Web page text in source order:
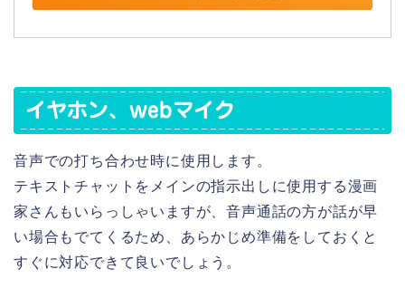
イヤホン、webマイク
音声での打ち合わせ時に使用します。
テキストチャットをメインの指示出しに使用する漫画
家さんもいらっしゃいますが、音声通話の方が話が早
い場合もでてくるため、あらかじめ準備をしておくと
すぐに対応できて良いでしょう。